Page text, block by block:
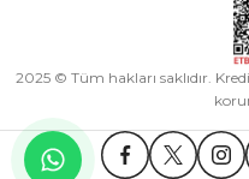
2025 © Tüm hakları saklıdır.